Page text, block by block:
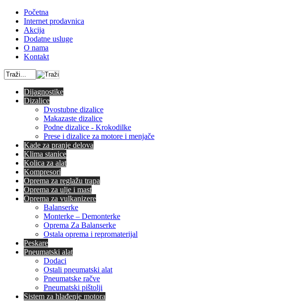
Početna
Internet prodavnica
Akcija
Dodatne usluge
O nama
Kontakt
Dijagnostike
Dizalice
Dvostubne dizalice
Makazaste dizalice
Podne dizalice - Krokodilke
Prese i dizalice za motore i menjače
Kade za pranje delova
Klima stanice
Kolica za alat
Kompresori
Oprema za reglažu trapa
Oprema za ulje i mast
Oprema za vulkanizere
Balanserke
Monterke – Demonterke
Oprema Za Balanserke
Ostala oprema i repromaterijal
Peskare
Pneumatski alat
Dodaci
Ostali pneumatski alat
Pneumatske račve
Pneumatski pištolji
Sistem za hlađenje motora